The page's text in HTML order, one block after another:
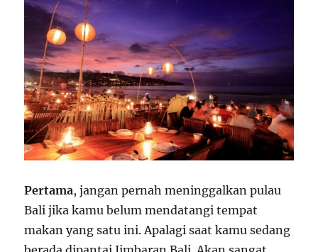
Pertama, jangan pernah meninggalkan pulau
Bali jika kamu belum mendatangi tempat
makan yang satu ini. Apalagi saat kamu sedang